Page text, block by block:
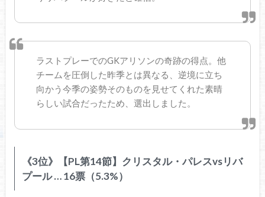
ラストプレーでのGKアリソンの奇跡の得点。他
チームを圧倒した昨季とは異なる、逆境に立ち
向かう今季の姿勢そのものを見せてくれた素晴
らしい試合だったため、選出しました。
《3位》【PL第14節】クリスタル・パレスvsリバ
プール … 16票（5.3%）